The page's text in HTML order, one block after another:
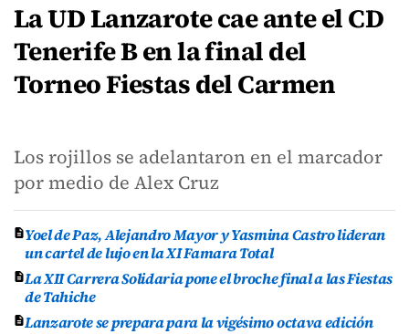
La UD Lanzarote cae ante el CD
Tenerife B en la final del
Torneo Fiestas del Carmen
Los rojillos se adelantaron en el marcador
por medio de Alex Cruz
Yoel de Paz, Alejandro Mayor y Yasmina Castro lideran
un cartel de lujo en la XI Famara Total
La XII Carrera Solidaria pone el broche final a las Fiestas
de Tahiche
Lanzarote se prepara para la vigésimo octava edición